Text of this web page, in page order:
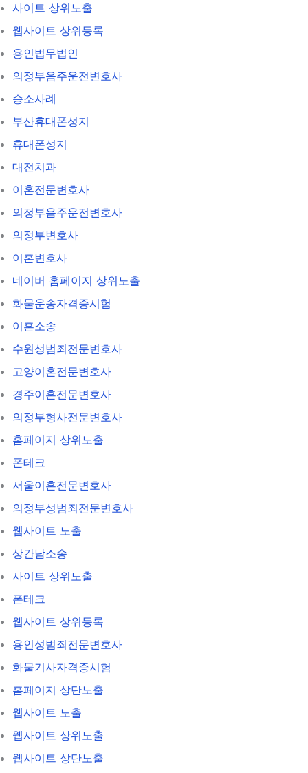
사이트 상위노출
웹사이트 상위등록
용인법무법인
의정부음주운전변호사
승소사례
부산휴대폰성지
휴대폰성지
대전치과
이혼전문변호사
의정부음주운전변호사
의정부변호사
이혼변호사
네이버 홈페이지 상위노출
화물운송자격증시험
이혼소송
수원성범죄전문변호사
고양이혼전문변호사
경주이혼전문변호사
의정부형사전문변호사
홈페이지 상위노출
폰테크
서울이혼전문변호사
의정부성범죄전문변호사
웹사이트 노출
상간남소송
사이트 상위노출
폰테크
웹사이트 상위등록
용인성범죄전문변호사
화물기사자격증시험
홈페이지 상단노출
웹사이트 노출
웹사이트 상위노출
웹사이트 상단노출